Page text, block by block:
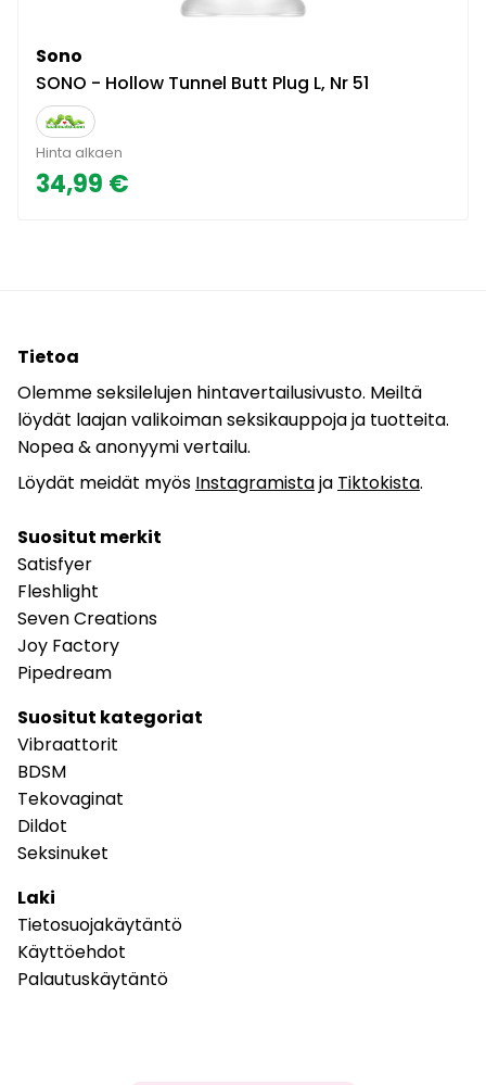
Sono
SONO - Hollow Tunnel Butt Plug L, Nr 51
Hinta alkaen
34,99 €
Tietoa
Olemme seksilelujen hintavertailusivusto. Meiltä
löydät laajan valikoiman seksikauppoja ja tuotteita.
Nopea & anonyymi vertailu.
Löydät meidät myös Instagramistaja Tiktokista.
Suositut merkit
Satisfyer
Fleshlight
Seven Creations
Joy Factory
Pipedream
Suositut kategoriat
Vibraattorit
BDSM
Tekovaginat
Dildot
Seksinuket
Laki
Tietosuojakäytäntö
Käyttöehdot
Palautuskäytäntö